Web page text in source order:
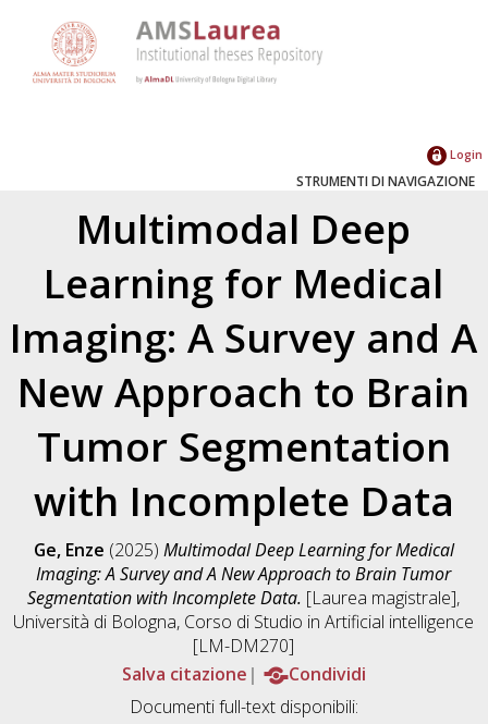
Login
STRUMENTI DI NAVIGAZIONE
Multimodal Deep
Learning for Medical
Imaging: A Survey and A
New Approach to Brain
Tumor Segmentation
with Incomplete Data
Ge, Enze (2025) Multimodal Deep Learning for Medical
Imaging: A Survey and A New Approach to Brain Tumor
Segmentation with Incomplete Data. [Laurea magistrale],
Università di Bologna, Corso di Studio inArtificial intelligence
[LM-DM270]
Salva citazione
Condividi
Documenti full-text disponibili: